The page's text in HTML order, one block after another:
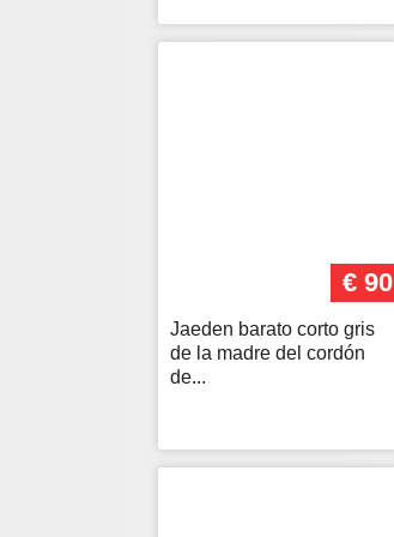
€ 90
Jaeden barato corto gris
de la madre del cordón
de...